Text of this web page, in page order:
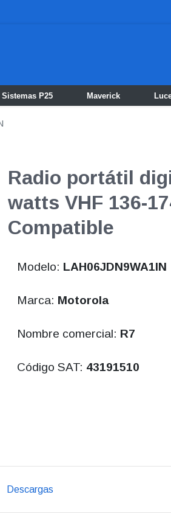
Sistemas P25 Maverick
Radio portátil
watts VHF 136-
Compatible
Modelo: LAH06JDN9WA1IN
Marca: Motorola
Nombre comercial: R7
Código SAT: 43191510
Descargas